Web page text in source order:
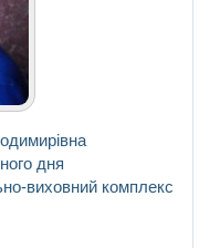
дня
виховний комплекс